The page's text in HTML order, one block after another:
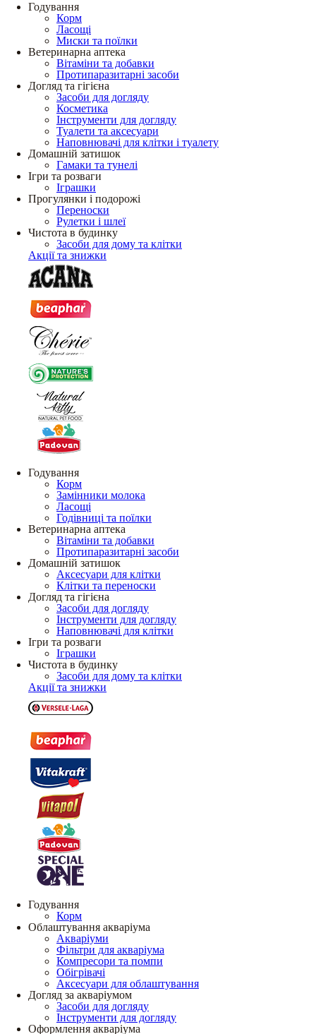
Годування
Корм
Ласощі
Миски та поїлки
Ветеринарна аптека
Вітаміни та добавки
Протипаразитарні засоби
Догляд та гігієна
Засоби для догляду
Косметика
Інструменти для догляду
Туалети та аксесуари
Наповнювачі для клітки і туалету
Домашній затишок
Гамаки та тунелі
Ігри та розваги
Іграшки
Прогулянки і подорожі
Переноски
Рулетки і шлеї
Чистота в будинку
Засоби для дому та клітки
Акції та знижки
Годування
Корм
Замінники молока
Ласощі
Годівниці та поїлки
Ветеринарна аптека
Вітаміни та добавки
Протипаразитарні засоби
Домашній затишок
Аксесуари для клітки
Клітки та переноски
Догляд та гігієна
Засоби для догляду
Інструменти для догляду
Наповнювачі для клітки
Ігри та розваги
Іграшки
Чистота в будинку
Засоби для дому та клітки
Акції та знижки
Годування
Корм
Облаштування акваріума
Акваріуми
Фільтри для акваріума
Компресори та помпи
Обігрівачі
Аксесуари для облаштування
Догляд за акваріумом
Засоби для догляду
Інструменти для догляду
Оформлення акваріума